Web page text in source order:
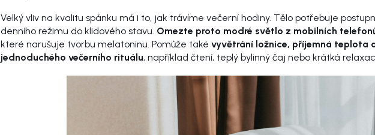
Velký vliv na kvalitu spánku má i to, jak trávíme večerní hodiny. Tělo potřebuje
denního režimu do klidového stavu. Omezte proto modré světlo z mobilních
které narušuje tvorbu melatoninu. Pomůže také vyvětrání ložnice, příjemná teplota
jednoduchého večerního rituálu, například čtení, teplý bylinný čaj nebo krátká